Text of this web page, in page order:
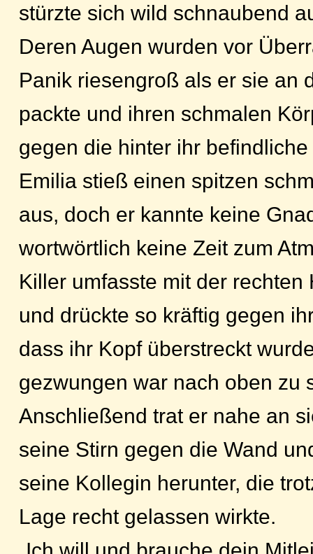
stürzte sich wild schnaubend
Deren Augen wurden vor
Panik riesengroß als er sie an
packte und ihren schmalen
gegen die hinter ihr
Emilia stieß einen spitzen
aus, doch er kannte keine
wortwörtlich keine Zeit zum
Killer umfasste mit der rechten
und drückte so kräftig gegen
dass ihr Kopf überstreckt
gezwungen war nach oben zu
Anschließend trat er nahe an
seine Stirn gegen die Wand
seine Kollegin herunter, die
Lage recht gelassen wirkte.